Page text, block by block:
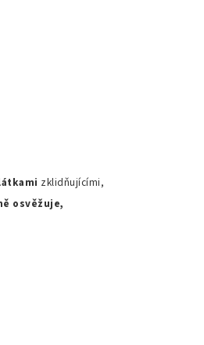
zklidňujícími,
osvěžuje,